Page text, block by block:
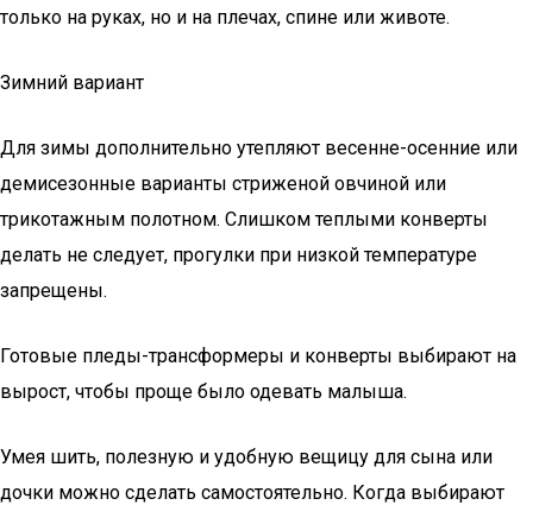
только на руках, но и на плечах, спине или животе.
Зимний вариант
Для зимы дополнительно утепляют весенне-осенние или
демисезонные варианты стриженой овчиной или
трикотажным полотном. Слишком теплыми конверты
делать не следует, прогулки при низкой температуре
запрещены.
Готовые пледы-трансформеры и конверты выбирают на
вырост, чтобы проще было одевать малыша.
Умея шить, полезную и удобную вещицу для сына или
дочки можно сделать самостоятельно. Когда выбирают